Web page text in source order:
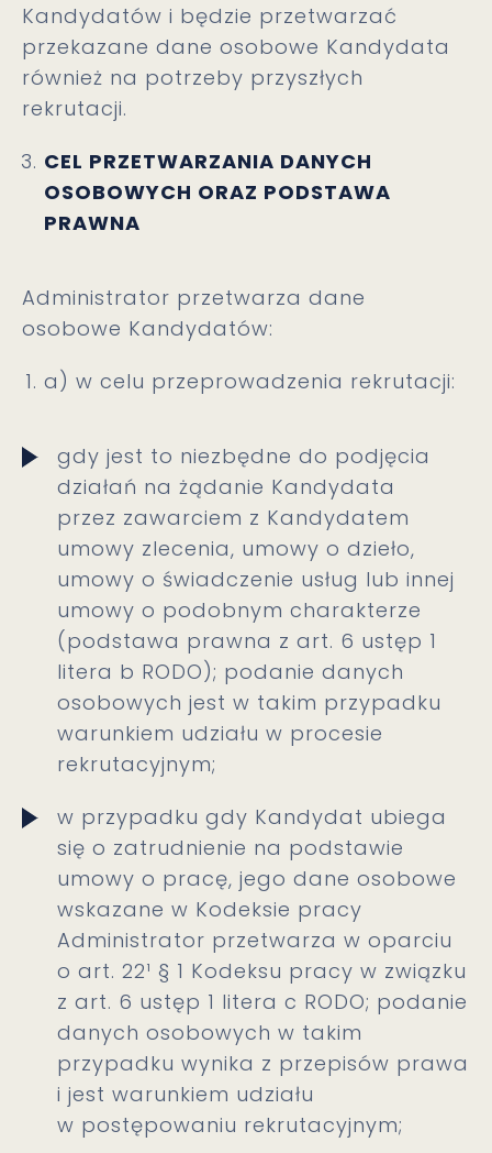
Kandydatów i będzie przetwarzać
przekazane dane osobowe Kandydata
również na potrzeby przyszłych
rekrutacji.
CEL PRZETWARZANIA DANYCH
OSOBOWYCH ORAZ PODSTAWA
PRAWNA
Administrator przetwarza dane
osobowe Kandydatów:
a) w celu przeprowadzenia rekrutacji:
gdy jest to niezbędne do podjęcia
działań na żądanie Kandydata
przez zawarciem z Kandydatem
umowy zlecenia, umowy o dzieło,
umowy o świadczenie usług lub innej
umowy o podobnym charakterze
(podstawa prawna z art. 6 ustęp 1
litera b RODO); podanie danych
osobowych jest w takim przypadku
warunkiem udziału w procesie
rekrutacyjnym;
w przypadku gdy Kandydat ubiega
się o zatrudnienie na podstawie
umowy o pracę, jego dane osobowe
wskazane w Kodeksie pracy
Administrator przetwarza w oparciu
o art. 22¹ § 1 Kodeksu pracy w związku
z art. 6 ustęp 1 litera c RODO; podanie
danych osobowych w takim
przypadku wynika z przepisów prawa
i jest warunkiem udziału
w postępowaniu rekrutacyjnym;